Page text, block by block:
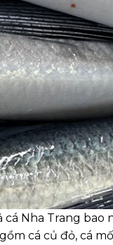
Nha Trang bao
cá củ đỏ, cá